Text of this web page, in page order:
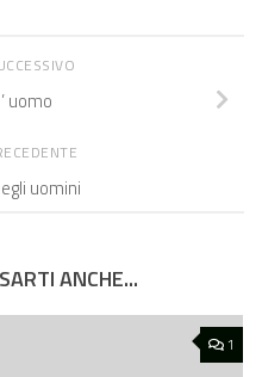
uomo
uomini
ANCHE...
1